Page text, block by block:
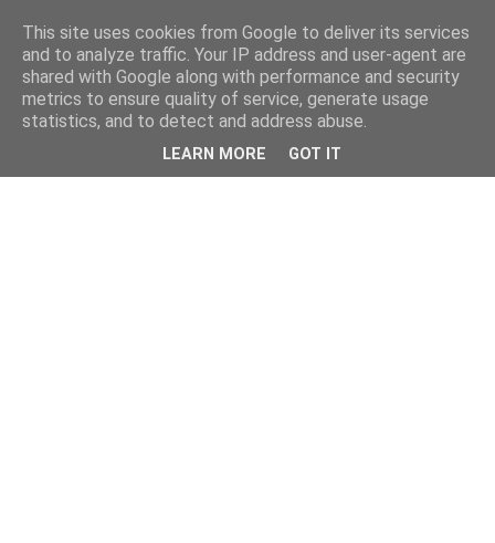
This site uses cookies from Google to deliver its services
and to analyze traffic. Your IP address and user-agent are
shared with Google along with performance and security
metrics to ensure quality of service, generate usage
statistics, and to detect and address abuse.
LEARN MORE GOT IT